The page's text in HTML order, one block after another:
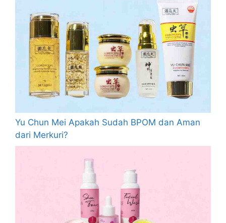
Yu Chun Mei Apakah Sudah BPOM dan Aman
dari Merkuri?